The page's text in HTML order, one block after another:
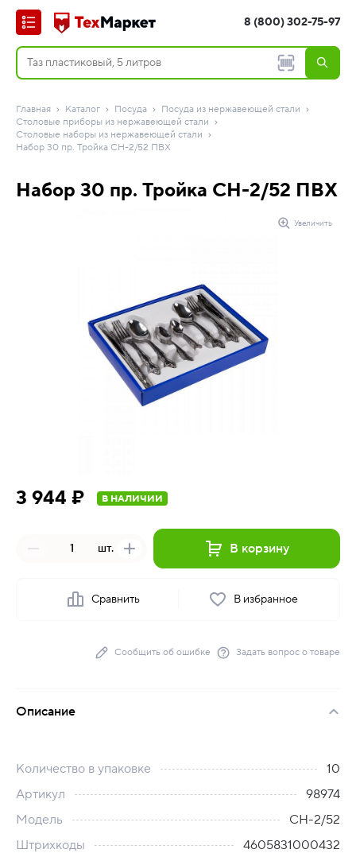
8 (800) 302-75-97
Главная Каталог Посуда
Посуда из нержавеющей стали
Столовые приборы из нержавеющей стали
Столовые наборы из нержавеющей стали
Набор 30 пр. Тройка СН-2/52 ПВХ
Набор 30 пр. Тройка СН-2/52 ПВХ
Увеличить
3 944 ₽ В НАЛИЧИИ
шт. В корзину
Сравнить В избранное
Сообщить об ошибке Задать вопрос о товаре
Описание
Количество в упаковке
10
Артикул
98974
Модель
СН-2/52
Штрихкоды
4605831000432